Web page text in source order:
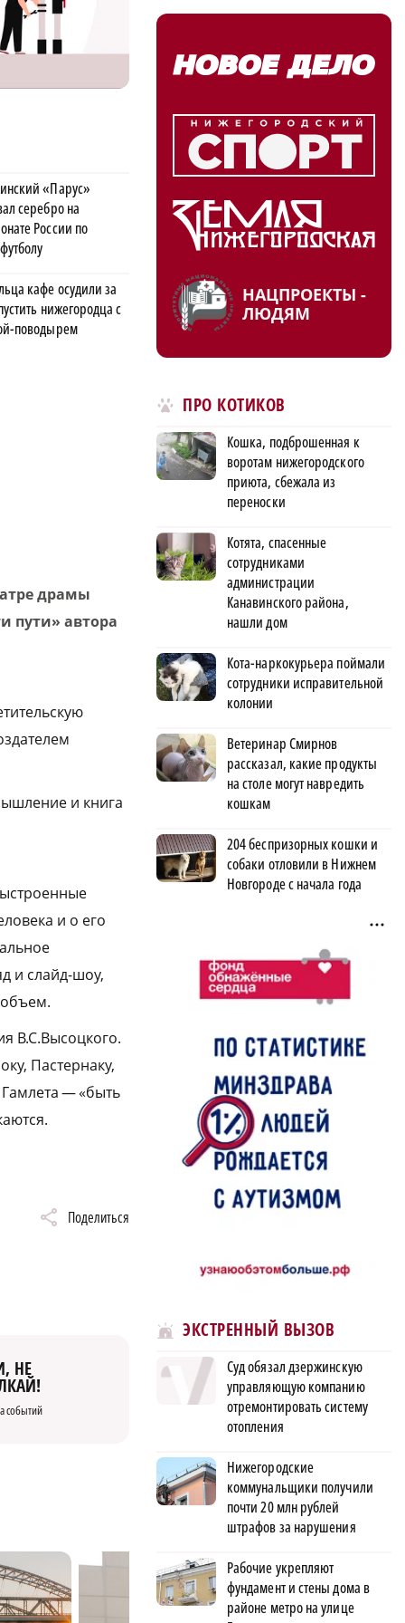
«Парус»
серебро на
России по
кафе осудили за
нижегородца с
поводырем
драмы
пути» автора
и книга
и о его
и слайд-шоу,
объем.
В.С.Высоцкого.
Пастернаку,
— «быть
Поделиться
НЕ
событий
НАЦПРОЕКТЫ -
ЛЮДЯМ
ПРО КОТИКОВ
Кошка, подброшенная к
воротам нижегородского
приюта, сбежала из
переноски
Котята, спасенные
сотрудниками
администрации
Канавинского района,
нашли дом
Кота-наркокурьера поймали
сотрудники исправительной
колонии
Ветеринар Смирнов
рассказал, какие продукты
на столе могут навредить
кошкам
204 беспризорных кошки и
собаки отловили в Нижнем
Новгороде с начала года
ЭКСТРЕННЫЙ ВЫЗОВ
Суд обязал дзержинскую
управляющую компанию
отремонтировать систему
отопления
Нижегородские
коммунальщики получили
почти 20 млн рублей
штрафов за нарушения
Рабочие укрепляют
фундамент и стены дома в
районе метро на улице